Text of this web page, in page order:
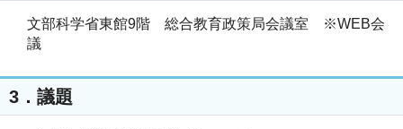
文部科学省東館9階 総合教育政策局会議室 ※WEB会
議
3．議題